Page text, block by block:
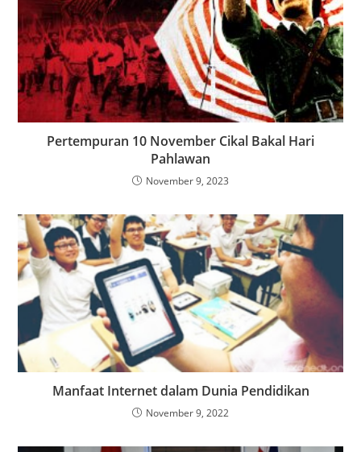
Pertempuran 10 November Cikal Bakal Hari
Pahlawan
November 9, 2023
Manfaat Internet dalam Dunia Pendidikan
November 9, 2022